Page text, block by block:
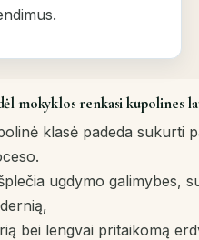
mokyklos renkasi kupolines
klasė padeda sukurti
ugdymo galimybes,
bei lengvai pritaikomą